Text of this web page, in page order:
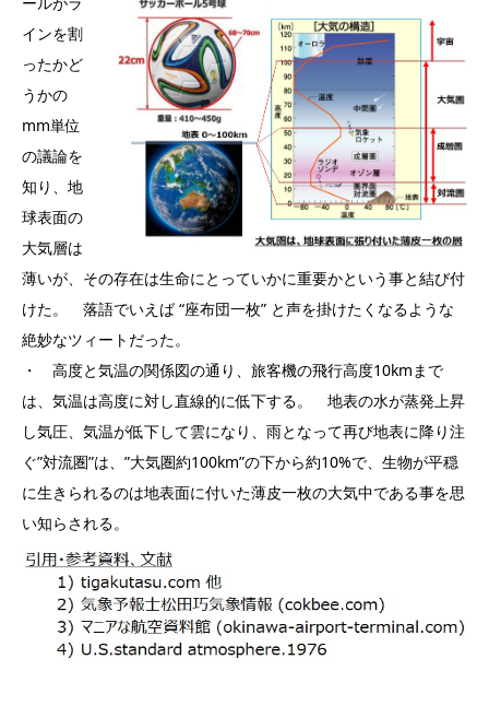
インを割
ったかど
うかの
mm単位
の議論を
知り、地
球表面の
大気層は
薄いが、その存在は生命にとっていかに重要かという事と結び付
けた。 落語でいえば “座布団一枚” と声を掛けたくなるような
絶妙なツィートだった。
・ 高度と気温の関係図の通り、旅客機の飛行高度10kmまで
は、気温は高度に対し直線的に低下する。 地表の水が蒸発上昇
し気圧、気温が低下して雲になり、雨となって再び地表に降り注
ぐ”対流圏”は、”大気圏約100km”の下から約10%で、生物が平穏
に生きられるのは地表面に付いた薄皮一枚の大気中である事を思
い知らされる。